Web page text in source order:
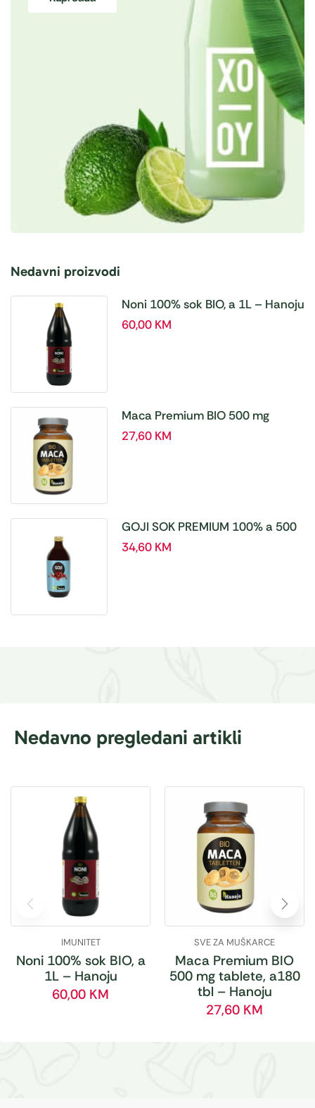
Nedavni proizvodi
Noni 100% sok BIO, a 1L – Hanoju
60,00 KM
Maca Premium BIO 500 mg
tablete, a180 tbl – Hanoju
27,60 KM
GOJI SOK PREMIUM 100% a 500
ml
34,60 KM
Nedavno pregledani artikli
IMUNITET
Noni 100% sok BIO, a
1L – Hanoju
60,00 KM
SVE ZA MUŠKARCE
Maca Premium BIO
500 mg tablete, a180
tbl – Hanoju
27,60 KM